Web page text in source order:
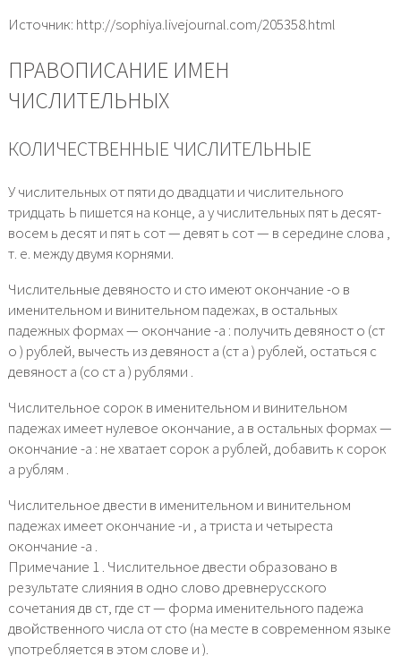
Источник: http://sophiya.livejournal.com/205358.html
ПРАВОПИСАНИЕ ИМЕН
ЧИСЛИТЕЛЬНЫХ
КОЛИЧЕСТВЕННЫЕ ЧИСЛИТЕЛЬНЫЕ
У числительных от пяти до двадцати и числительного
тридцать Ь пишется на конце, а у числительных пят ь десят-
восем ь десят и пят ь сот — девят ь сот — в середине слова ,
т. е. между двумя корнями.
Числительные девяносто и сто имеют окончание -о в
именительном и винительном падежах, в остальных
падежных формах — окончание -а : получить девяност о (ст
о ) рублей, вычесть из девяност а (ст а ) рублей, остаться с
девяност а (со ст а ) рублями .
Числительное сорок в именительном и винительном
падежах имеет нулевое окончание, а в остальных формах —
окончание -а : не хватает сорок а рублей, добавить к сорок
а рублям .
Числительное двести в именительном и винительном
падежах имеет окончание -и , а триста и четыреста
окончание -а .
Примечание 1 . Числительное двести образовано в
результате слияния в одно слово древнерусского
сочетания дв ст, где ст — форма именительного падежа
двойственного числа от сто (на месте в современном языке
употребляется в этом слове и ).